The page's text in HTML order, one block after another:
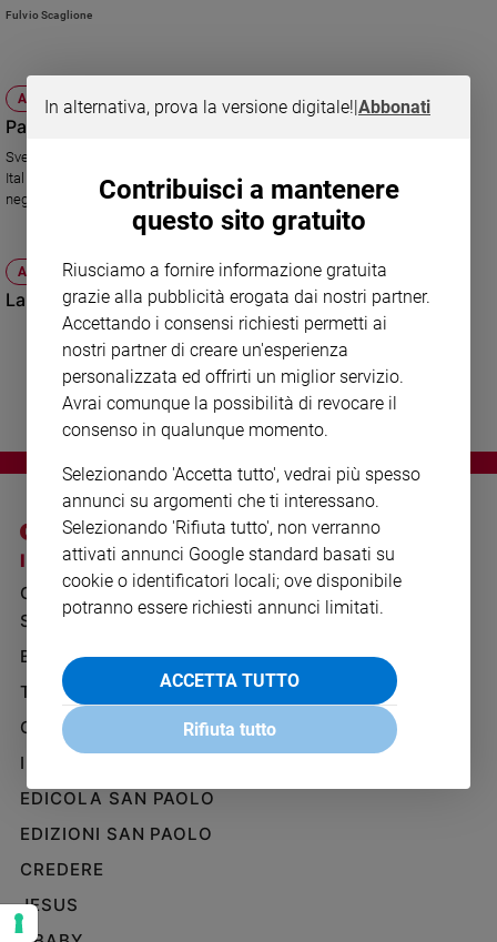
spiritualità
Santi
Devozione
e
fede
giorno
Santo
Società
Volontariato
Aziende
di
Caso
della
settimana
Migranti
Diversità
e
Cultura
e
spettacoli
Fulvio Scaglione
ATTUALITÀ
Palestina: Europa come sempre divisa
Svezia, Portogallo, Belgio e Spagna sono per un seggio all'Onu; Francia e
Italia la preferiscono "osservatore permanente"; l'Inghilterra rimanda a
negoziati con Israele.
ATTUALITÀ
La Palestina a caccia di uno Stato
I SITI SAN PAOLO
GRUPPO EDITORIALE
SAN PAOLO
BENESSERE
TELENOVA
GAZZETTA D'ALBA
IL GIORNALINO
EDICOLA SAN PAOLO
EDIZIONI SAN PAOLO
CREDERE
JESUS
NOTE LEGALI
PRIVACY POLICY
WHISTLEBLOWING
SOCIAL
In alternativa, prova la versione digitale!|Abbonati
Contribuisci a mantenere
questo sito gratuito
Riusciamo a fornire informazione gratuita
grazie alla pubblicità erogata dai nostri partner.
Accettando i consensi richiesti permetti ai
nostri partner di creare un'esperienza
personalizzata ed offrirti un miglior servizio.
Avrai comunque la possibilità di revocare il
consenso in qualunque momento.
Selezionando 'Accetta tutto', vedrai più spesso
annunci su argomenti che ti interessano.
Selezionando 'Rifiuta tutto', non verranno
attivati annunci Google standard basati su
cookie o identificatori locali; ove disponibile
potranno essere richiesti annunci limitati.
ACCETTA TUTTO
Rifiuta tutto